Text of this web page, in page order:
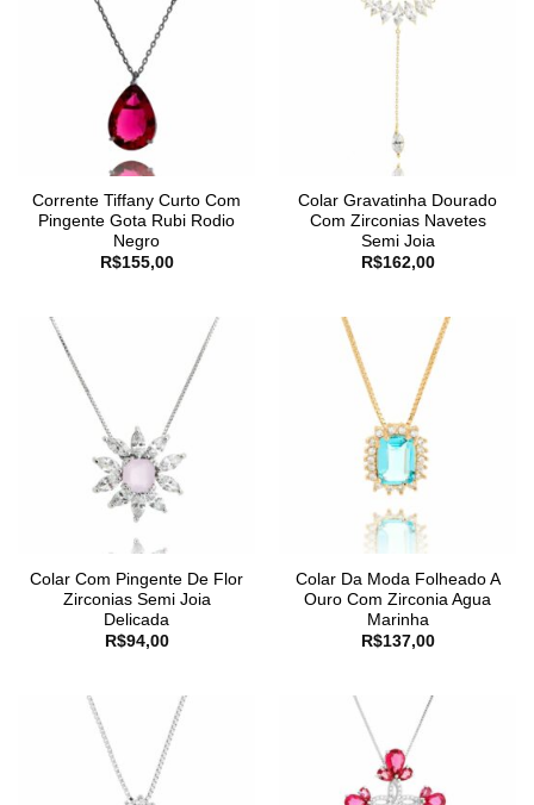
Corrente Tiffany Curto Com
Pingente Gota Rubi Rodio
Negro
R$155,00
Colar Gravatinha Dourado
Com Zirconias Navetes
Semi Joia
R$162,00
Colar Com Pingente De Flor
Zirconias Semi Joia
Delicada
R$94,00
Colar Da Moda Folheado A
Ouro Com Zirconia Agua
Marinha
R$137,00